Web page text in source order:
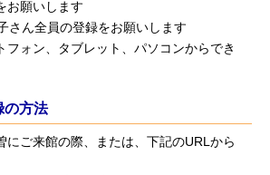
お願いします
さん全員の登録をお願いします
ォン、タブレット、パソコンからでき
の方法
にご来館の際、または、下記のURLから